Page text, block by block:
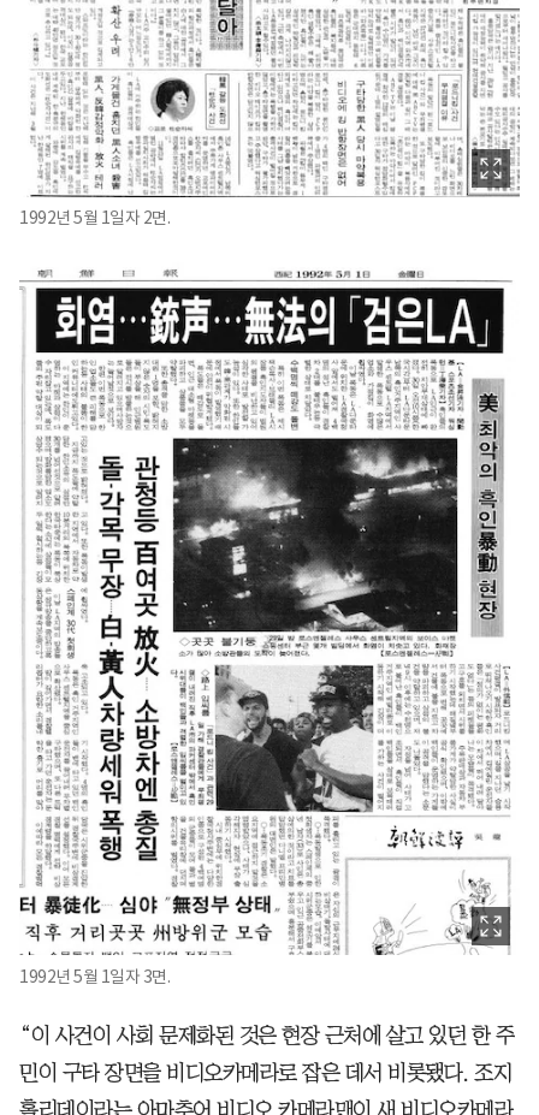
1992년 5월 1일자 2면.
1992년 5월 1일자 3면.
“이 사건이 사회 문제화된 것은 현장 근처에 살고 있던 한 주
민이 구타 장면을 비디오카메라로 잡은 데서 비롯됐다. 조지
홀리데이라는 아마추어 비디오 카메라맨이 새 비디오카메라